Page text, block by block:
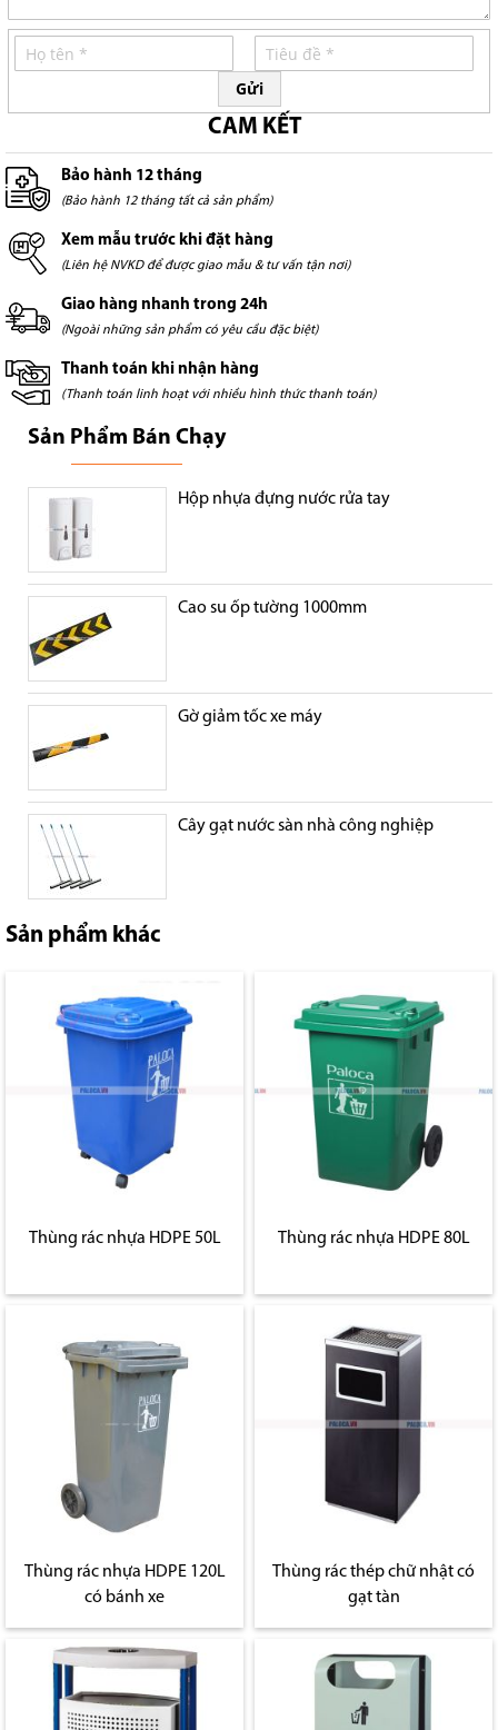
Gửi
CAM KẾT
Bảo hành 12 tháng
(Bảo hành 12 tháng tất cả sản phẩm)
Xem mẫu trước khi đặt hàng
(Liên hệ NVKD để được giao mẫu & tư vấn tận nơi)
Giao hàng nhanh trong 24h
(Ngoài những sản phẩm có yêu cầu đặc biệt)
Thanh toán khi nhận hàng
(Thanh toán linh hoạt với nhiều hình thức thanh toán)
Sản Phẩm Bán Chạy
Hộp nhựa đựng nước rửa tay
Cao su ốp tường 1000mm
Gờ giảm tốc xe máy
Cây gạt nước sàn nhà công nghiệp
Sản phẩm khác
Thùng rác nhựa HDPE 50L Thùng rác nhựa HDPE 80L
Thùng rác nhựa HDPE 120L
có bánh xe
Thùng rác thép chữ nhật có
gạt tàn